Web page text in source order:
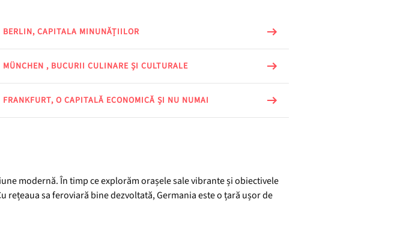
BERLIN, CAPITALA MINUNĂȚIILOR
MÜNCHEN , BUCURII CULINARE ȘI CULTURALE
FRANKFURT, O CAPITALĂ ECONOMICĂ ȘI NU NUMAI
modernă. În timp ce explorăm orașele sale vibrante și obiectivele
rețeaua sa feroviară bine dezvoltată, Germania este o țară ușor de